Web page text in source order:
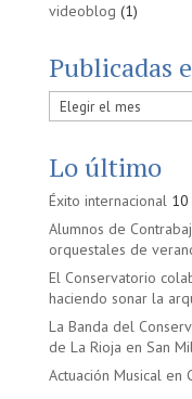
videoblog (1)
Publicadas
Publicadas
en
Lo último
Éxito internacional
Alumnos de
orquestales de
El Conservatorio
haciendo sonar la
La Banda del
de La Rioja en San
Actuación Musical en